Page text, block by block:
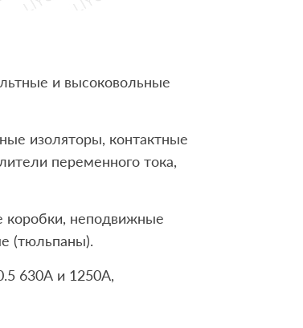
и высоковольные
изоляторы, контактные
переменного тока,
коробки, неподвижные
(тюльпаны).
630А и 1250А,